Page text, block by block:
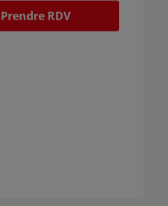
Prendre RDV